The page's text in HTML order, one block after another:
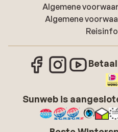
Algemene
Algemene
Sunweb is